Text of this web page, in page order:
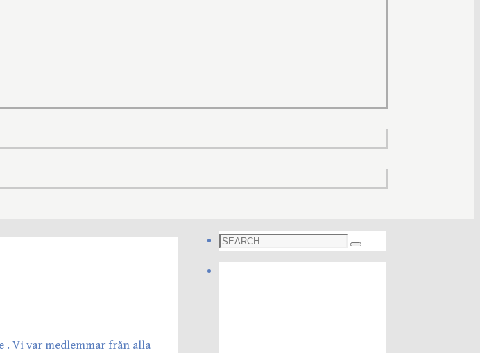
. Vi var medlemmar från alla
Search
for:
Search